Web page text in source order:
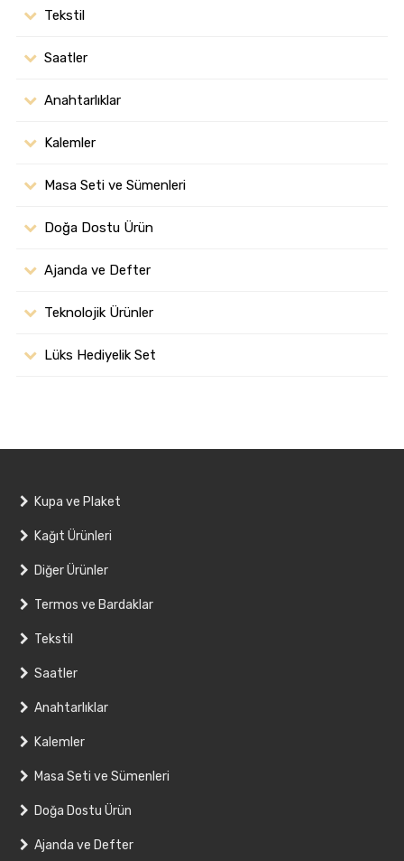
Tekstil
Saatler
Anahtarlıklar
Kalemler
Masa Seti ve Sümenleri
Doğa Dostu Ürün
Ajanda ve Defter
Teknolojik Ürünler
Lüks Hediyelik Set
Kupa ve Plaket
Kağıt Ürünleri
Diğer Ürünler
Termos ve Bardaklar
Tekstil
Saatler
Anahtarlıklar
Kalemler
Masa Seti ve Sümenleri
Doğa Dostu Ürün
Ajanda ve Defter